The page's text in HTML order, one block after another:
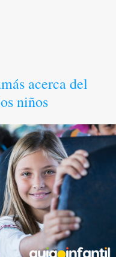
acerca del
niños